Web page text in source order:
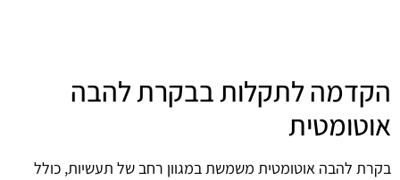
הקדמה לתקלות בבקרת להבה
אוטומטית
בקרת להבה אוטומטית משמשת במגוון רחב של תעשיות, כולל